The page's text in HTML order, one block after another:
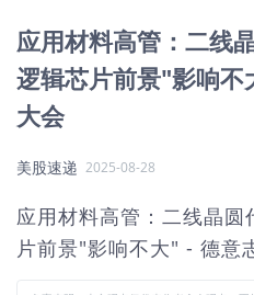
应用材料高管：二线
逻辑芯片前景"影响
大会
美股速递 2025-08-28
应用材料高管：二线晶
片前景"影响不大" - 德意